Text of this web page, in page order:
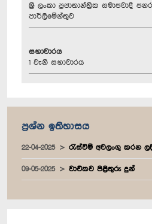
ශ්‍රී ලංකා ප්‍රජාතාන්ත්‍රික සමාජවාදී
පාර්ලිමේන්තුව
සභාවාරය
1 වැනි සභාවාරය
ප්‍රශ්න ඉතිහාසය
22-04-2025 රැස්වීම් අවලංගු කරන
09-05-2025 වාචිකව පිළිතුරු දුන්